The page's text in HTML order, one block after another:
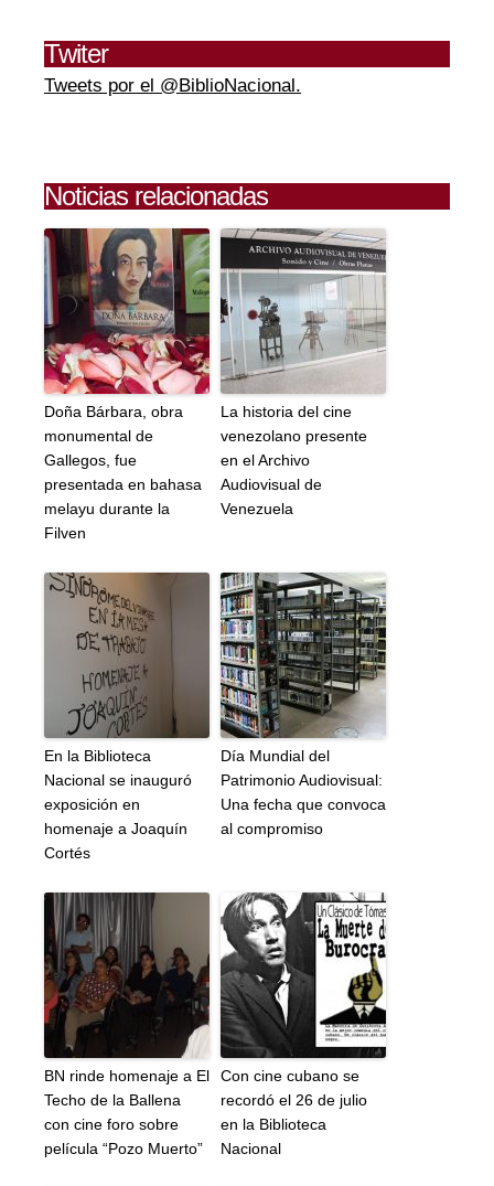
Twiter
Tweets por el @BiblioNacional.
Noticias relacionadas
Doña Bárbara, obra
monumental de
Gallegos, fue
presentada en bahasa
melayu durante la
Filven
La historia del cine
venezolano presente
en el Archivo
Audiovisual de
Venezuela
En la Biblioteca
Nacional se inauguró
exposición en
homenaje a Joaquín
Cortés
Día Mundial del
Patrimonio Audiovisual:
Una fecha que convoca
al compromiso
BN rinde homenaje a El
Techo de la Ballena
con cine foro sobre
película “Pozo Muerto”
Con cine cubano se
recordó el 26 de julio
en la Biblioteca
Nacional